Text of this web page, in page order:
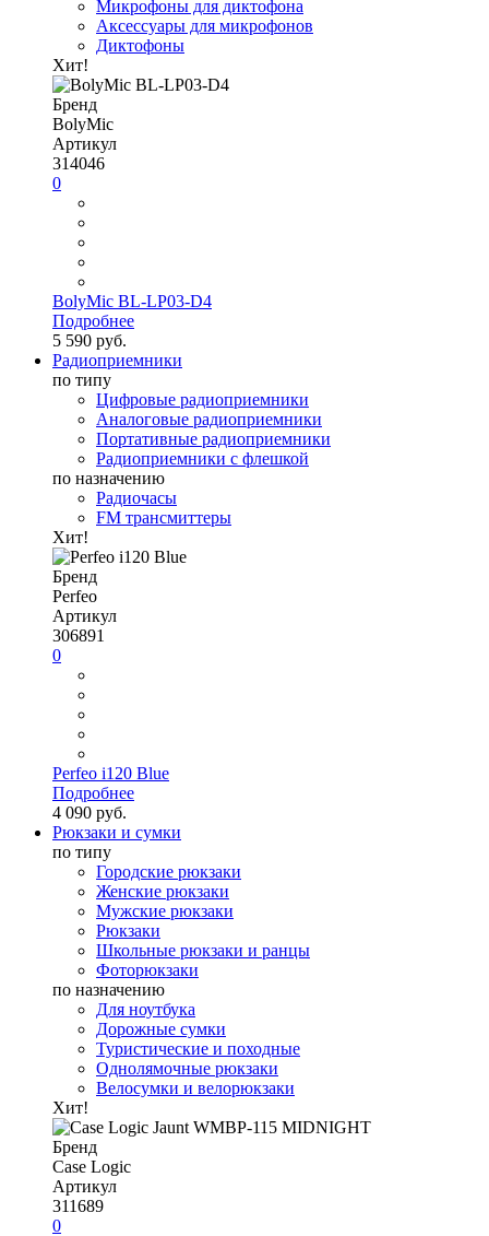
Микрофоны для диктофона
Аксессуары для микрофонов
Диктофоны
Хит!
Бренд
BolyMic
Артикул
314046
0
BolyMic BL-LP03-D4
Подробнее
5 590 руб.
Радиоприемники
по типу
Цифровые радиоприемники
Аналоговые радиоприемники
Портативные радиоприемники
Радиоприемники с флешкой
по назначению
Радиочасы
FM трансмиттеры
Хит!
Бренд
Perfeo
Артикул
306891
0
Perfeo i120 Blue
Подробнее
4 090 руб.
Рюкзаки и сумки
по типу
Городские рюкзаки
Женские рюкзаки
Мужские рюкзаки
Рюкзаки
Школьные рюкзаки и ранцы
Фоторюкзаки
по назначению
Для ноутбука
Дорожные сумки
Туристические и походные
Однолямочные рюкзаки
Велосумки и велорюкзаки
Хит!
Бренд
Case Logic
Артикул
311689
0